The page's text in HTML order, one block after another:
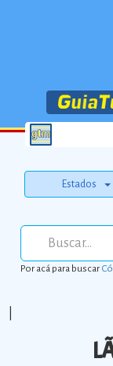
Estados
Por acá para buscar